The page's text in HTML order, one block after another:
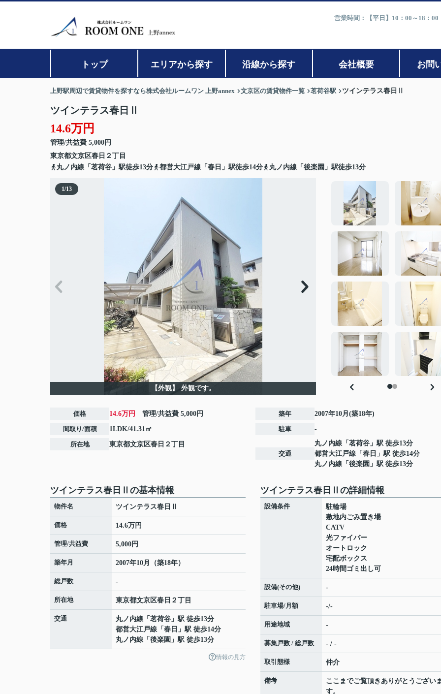
営業時間：【平日】10：00～18：
トップ エリアから探す 沿線から探す 会社概要 お問
上野駅周辺で賃貸物件を探すなら株式会社ルームワン 上野annex 文京区の賃貸物件一覧 茗荷谷駅 ツインテラス春日Ⅱ
ツインテラス春日Ⅱ
14.6万円
管理/共益費 5,000円
東京都文京区春日 ２丁目
丸ノ内線「茗荷谷」駅徒歩13分
都営大江戸線「春日」駅徒歩14分 丸ノ内線「後楽園」駅徒歩13分
1/13
【外観】 外観です。
価格 14.6万円 管理/共益費 5,000円
間取り/面積 1LDK/41.31㎡
所在地 東京都文京区春日 ２丁目
築年 2007年10月(築18年)
駐車 -
交通
丸ノ内線 「 茗荷谷 」駅 徒歩13分
都営大江戸線 「 春日 」駅 徒歩14分
丸ノ内線 「 後楽園 」駅 徒歩13分
ツインテラス春日Ⅱの基本情報
物件名 ツインテラス春日Ⅱ
価格 14.6万円
管理/共益費 5,000円
築年月 2007年10月（築18年）
総戸数 -
所在地 東京都文京区春日 ２丁目
交通 丸ノ内線 「 茗荷谷 」駅 徒歩13分
都営大江戸線 「 春日 」駅 徒歩14分
丸ノ内線 「 後楽園 」駅 徒歩13分
情報の見方
ツインテラス春日Ⅱの詳細情報
設備条件
駐輪場
敷地内ごみ置き場
CATV
光ファイバー
オートロック
宅配ボックス
24時間ゴミ出し可
設備(その他) -
駐車場/月額 -/-
用途地域 -
募集戸数 / 総戸数 - / -
取引態様 仲介
備考
ここまでご覧頂きありがとうござい
す。